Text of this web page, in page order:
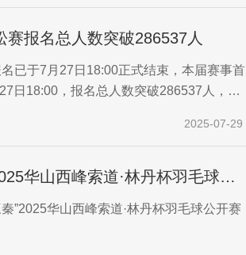
赛报名总人数突破286537人
已于7月27日18:00正式结束，本届赛事首
日18:00，报名总人数突破286537人，刷
2025-07-29
华山西峰索道·林丹杯羽毛球公
官”2025华山西峰索道·林丹杯羽毛球公开赛